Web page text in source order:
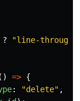
? "line-through
() => {
: "delete" ,